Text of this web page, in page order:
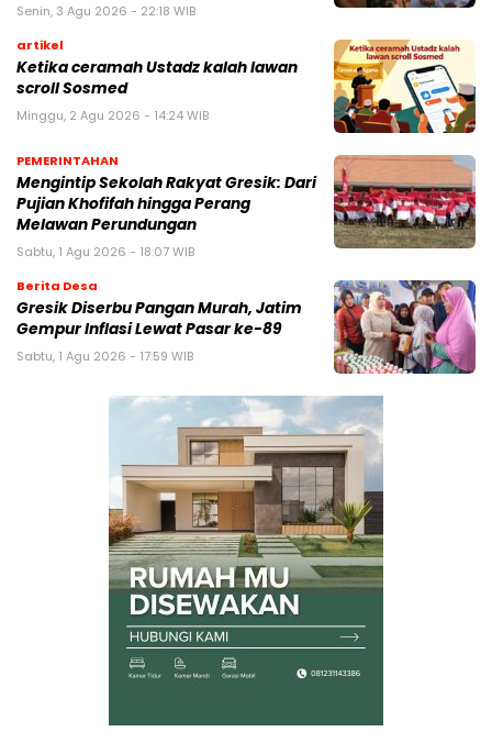
Senin, 3 Agu 2026 - 22:18 WIB
artikel
Ketika ceramah Ustadz kalah lawan
scroll Sosmed
Minggu, 2 Agu 2026 - 14:24 WIB
PEMERINTAHAN
Mengintip Sekolah Rakyat Gresik: Dari
Pujian Khofifah hingga Perang
Melawan Perundungan
Sabtu, 1 Agu 2026 - 18:07 WIB
Berita Desa
Gresik Diserbu Pangan Murah, Jatim
Gempur Inflasi Lewat Pasar ke-89
Sabtu, 1 Agu 2026 - 17:59 WIB